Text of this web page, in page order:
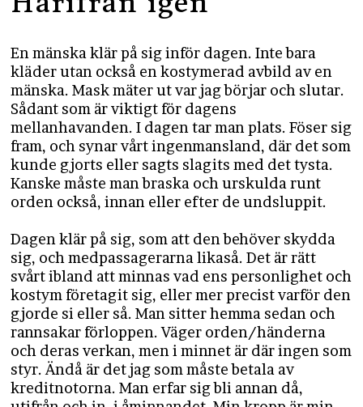
En mänska klär på sig inför dagen. Inte bara
kläder utan också en kostymerad avbild av en
mänska. Mask mäter ut var jag börjar och slutar.
Sådant som är viktigt för dagens
mellanhavanden. I dagen tar man plats. Föser sig
fram, och synar vårt ingenmansland, där det som
kunde gjorts eller sagts slagits med det tysta.
Kanske måste man braska och urskulda runt
orden också, innan eller efter de undsluppit.
Dagen klär på sig, som att den behöver skydda
sig, och medpassagerarna likaså. Det är rätt
svårt ibland att minnas vad ens personlighet och
kostym företagit sig, eller mer precist varför den
gjorde si eller så. Man sitter hemma sedan och
rannsakar förloppen. Väger orden/händerna
och deras verkan, men i minnet är där ingen som
styr. Ändå är det jag som måste betala av
kreditnotorna. Man erfar sig bli annan då,